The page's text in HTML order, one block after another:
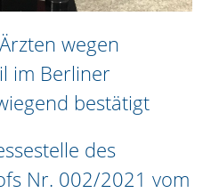
wegen
im Berliner
bestätigt
des
Nr. 002/2021 vom